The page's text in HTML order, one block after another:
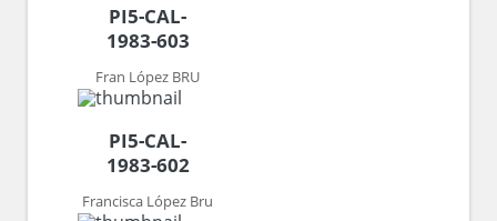
PI5-CAL-
1983-603
Fran López BRU
PI5-CAL-
1983-602
Francisca López Bru